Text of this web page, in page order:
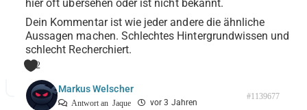
hier oft übersehen oder ist nicht bekannt.
Dein Kommentar ist wie jeder andere die ähnliche
Aussagen machen. Schlechtes Hintergrundwissen und
schlecht Recherchiert.
2
Markus Welscher
Antwort an Jaque vor 3 Jahren
#1139677